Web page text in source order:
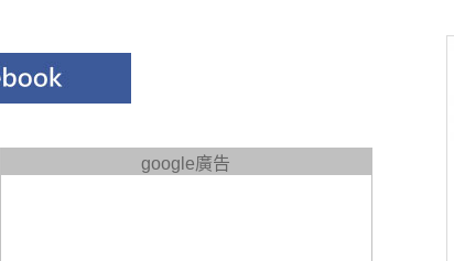
google廣告